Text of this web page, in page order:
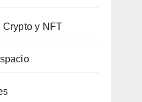
Crypto y NFT